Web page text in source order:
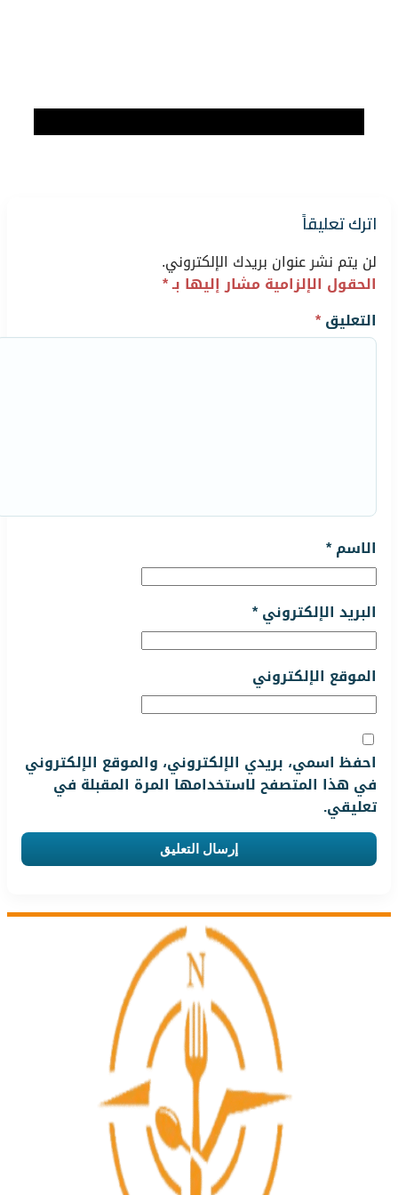
اترك تعليقاً
لن يتم نشر عنوان بريدك الإلكتروني.
الحقول الإلزامية مشار إليها بـ*
التعليق*
الاسم*
البريد الإلكتروني*
الموقع الإلكتروني
احفظ اسمي، بريدي الإلكتروني، والموقع الإلكتروني
في هذا المتصفح لاستخدامها المرة المقبلة في
تعليقي.